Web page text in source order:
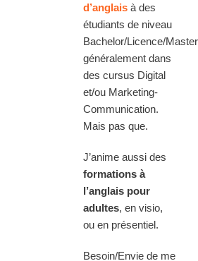
d’anglais à des
étudiants de niveau
Bachelor/Licence/
généralement dans
des cursus Digital
et/ou Marketing-
Communication.
Mais pas que.
J’anime aussi des
formations à
l’anglais pour
adultes, en visio,
ou en présentiel.
Besoin/Envie de me